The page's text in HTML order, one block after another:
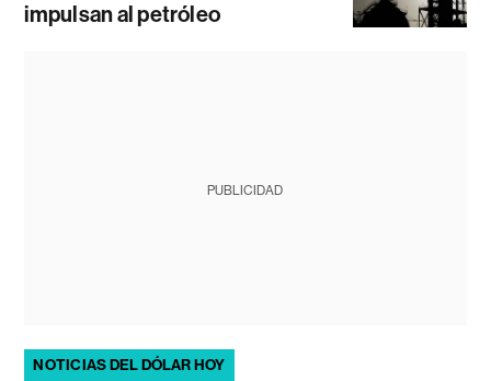
impulsan al petróleo
PUBLICIDAD
NOTICIAS DEL DÓLAR HOY